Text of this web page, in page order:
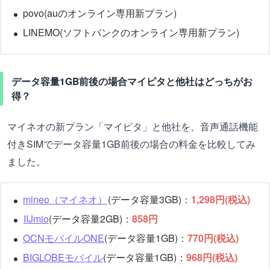
povo(auのオンライン専用新プラン)
LINEMO(ソフトバンクのオンライン専用新プラン)
データ容量1GB前後の場合マイピタと他社はどっちがお
得？
マイネオの新プラン「マイピタ」と他社を、音声通話機能
付きSIMでデータ容量1GB前後の場合の料金を比較してみ
ました。
mineo（マイネオ） (データ容量3GB)： 1,298円(税込)
IIJmio(データ容量2GB)： 858円
OCNモバイルONE(データ容量1GB)： 770円(税込)
BIGLOBEモバイル(データ容量1GB)： 968円(税込)